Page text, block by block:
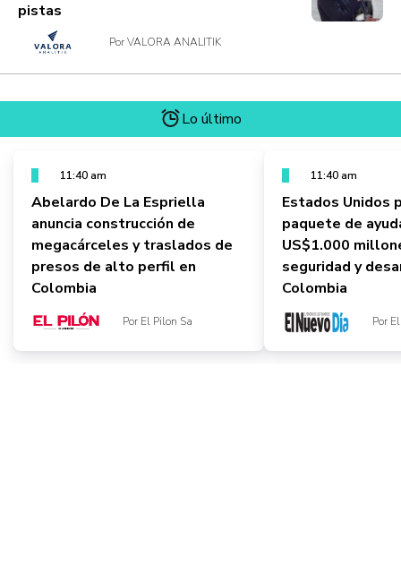
pistas
Por VALORA ANALITIK
Lo último
11:40 am
Abelardo De La Espriella
anuncia construcción de
megacárceles y traslados de
presos de alto perfil en
Colombia
Por El Pilon Sa
11:40 am
Estados Unidos
paquete de
US$1.000
seguridad y
Colombia
Por